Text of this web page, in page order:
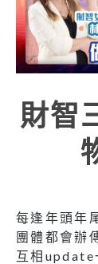
財智
每逢年頭年
團體都會辦
互相update